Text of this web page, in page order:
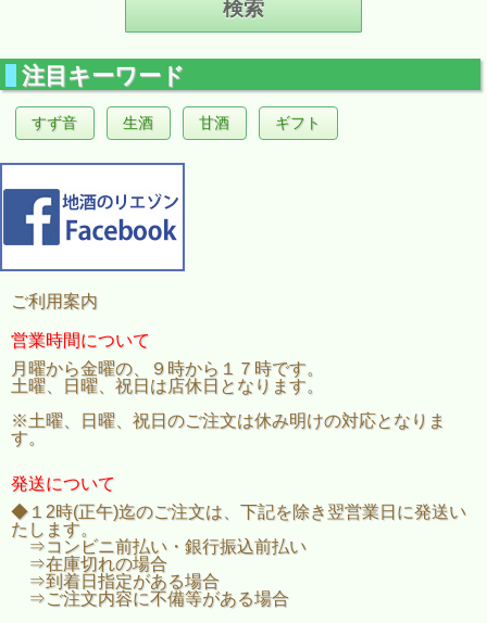
注目キーワード
すず音 生酒 甘酒 ギフト
ご利用案内
営業時間について
月曜から金曜の、９時から１７時です。
土曜、日曜、祝日は店休日となります。
※土曜、日曜、祝日のご注文は休み明けの対応となりま
す。
発送について
◆１2時(正午)迄のご注文は、下記を除き翌営業日に発送い
たします。
⇒コンビニ前払い・銀行振込前払い
⇒在庫切れの場合
⇒到着日指定がある場合
⇒ご注文内容に不備等がある場合